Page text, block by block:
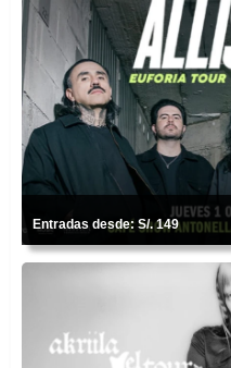
Entradas desde: S/. 149